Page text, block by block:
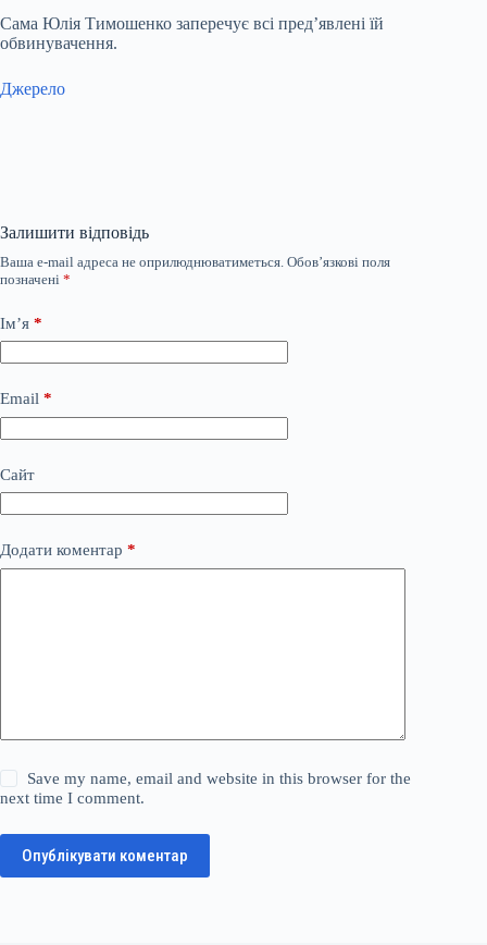
Сама Юлія Тимошенко заперечує всі пред’явлені їй
обвинувачення.
Джерело
Залишити відповідь
Ваша e-mail адреса не оприлюднюватиметься. Обов’язкові поля
позначені *
Ім’я *
Email *
Сайт
Додати коментар *
Save my name, email and website in this browser for the
next time I comment.
Опублікувати коментар